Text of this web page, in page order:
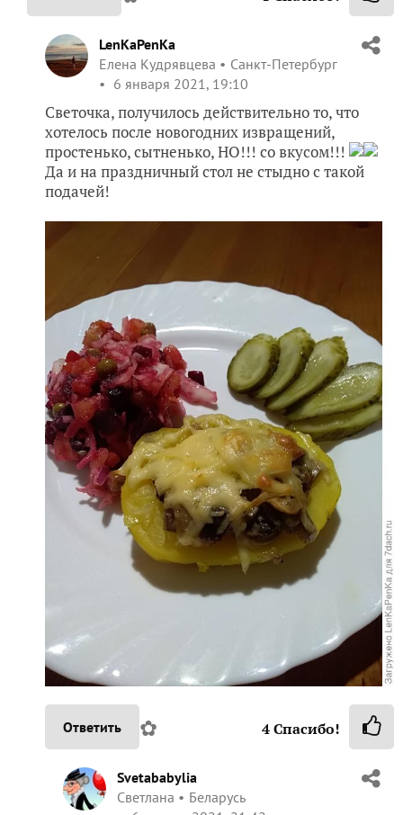
LenKaPenKa
Елена Кудрявцева
Санкт-Петербург
6 января 2021, 19:10
Светочка, получилось действительно то, что
хотелось после новогодних извращений,
простенько, сытненько, НО!!! со вкусом!!!
Да и на праздничный стол не стыдно с такой
подачей!
Ответить ✿ 4Спасибо!
Svetababylia
Светлана
Беларусь